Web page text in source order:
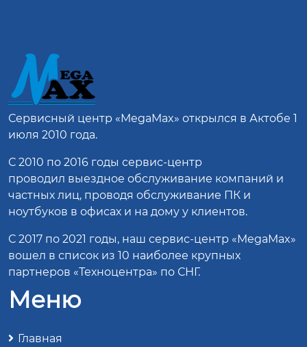
Сервисный центр «MegaMax» открылся в Актобе 1
июля 2010 года.
С 2010 по 2016 годы сервис-центр
проводил выездное обслуживание компаний и
частных лиц, проводя обслуживание ПК и
ноутбуков в офисах и на дому у клиентов.
С 2017 по 2021 годы, наш сервис-центр «MegaMax»
вошел в список из 10 наиболее крупных
партнеров «Техноцентра» по СНГ.
Меню
Главная